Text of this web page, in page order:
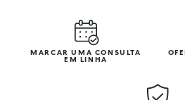
MARCAR UMA CONSULTA
EM LINHA